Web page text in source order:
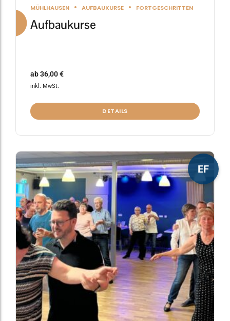
MÜHLHAUSEN AUFBAUKURSE FORTGESCHRITTEN
Aufbaukurse
ab36,00€
inkl. MwSt.
DETAILS
EF
Dieses
Produkt
weist
mehrere
Varianten
auf.
Die
Optionen
können
auf
der
Produktseite
gewählt